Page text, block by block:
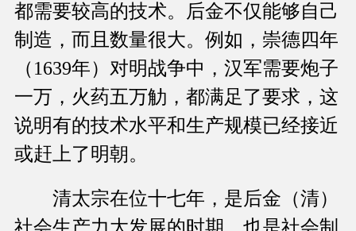
都需要较高的技术。后金不仅能够自己
制造，而且数量很大。例如，崇德四年
（1639年）对明战争中，汉军需要炮子
一万，火药五万觔，都满足了要求，这
说明有的技术水平和生产规模已经接近
或赶上了明朝。
清太宗在位十七年，是后金（清）